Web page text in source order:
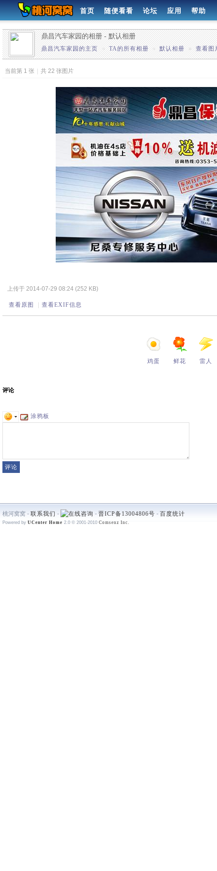
首页 随便看看 论坛 应用 帮助
鼎昌汽车家园的相册 - 默认相册
鼎昌汽车家园的主页 » TA的所有相册 » 默认相册 » 查看图
当前第 1 张 共 22 张图片
上传于 2014-07-29 08:24 (252 KB)
查看原图 查看EXIF信息
鸡蛋 鲜花 雷人
评论
涂鸦板
桃河窝窝 - 联系我们 - - 晋ICP备13004806号 - 百度统计
Powered by UCenter Home 2.0 © 2001-2010 Comsenz Inc.